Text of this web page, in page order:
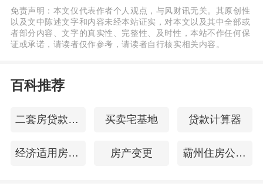
较大，涉及社会群体比较广泛，入局企业一
旦把项目品质做好了，社会效应立竿见影，
这对初涉代建行业的企业而言，是推动和提
生深刻变化，行业整体进入调整期，房企纷
部资源，推出“远洋建管”全新品牌。在机构披
免责声明：本文仅代表作者个人观点，与风财讯无关。其原创性
以及文中陈述文字和内容未经本站证实，对本文以及其中全部或
者部分内容、文字的真实性、完整性、及时性，本站不作任何保
证或承诺，请读者仅作参考，请读者自行核实相关内容。
百科推荐
二套房贷款利率计算 买卖宅基地 贷款计算器
经济适用房出售 房产变更 霸州住房公积金查询